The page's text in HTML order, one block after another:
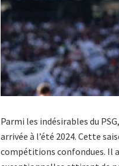
Parmi les indésirables du PSG,
arrivée à l’été 2024. Cette
compétitions confondues. Il